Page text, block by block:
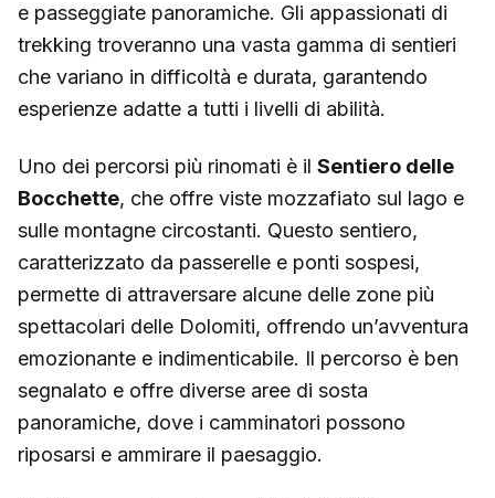
e passeggiate panoramiche. Gli appassionati di
trekking troveranno una vasta gamma di sentieri
che variano in difficoltà e durata, garantendo
esperienze adatte a tutti i livelli di abilità.
Uno dei percorsi più rinomati è il Sentiero delle
Bocchette, che offre viste mozzafiato sul lago e
sulle montagne circostanti. Questo sentiero,
caratterizzato da passerelle e ponti sospesi,
permette di attraversare alcune delle zone più
spettacolari delle Dolomiti, offrendo un’avventura
emozionante e indimenticabile. Il percorso è ben
segnalato e offre diverse aree di sosta
panoramiche, dove i camminatori possono
riposarsi e ammirare il paesaggio.